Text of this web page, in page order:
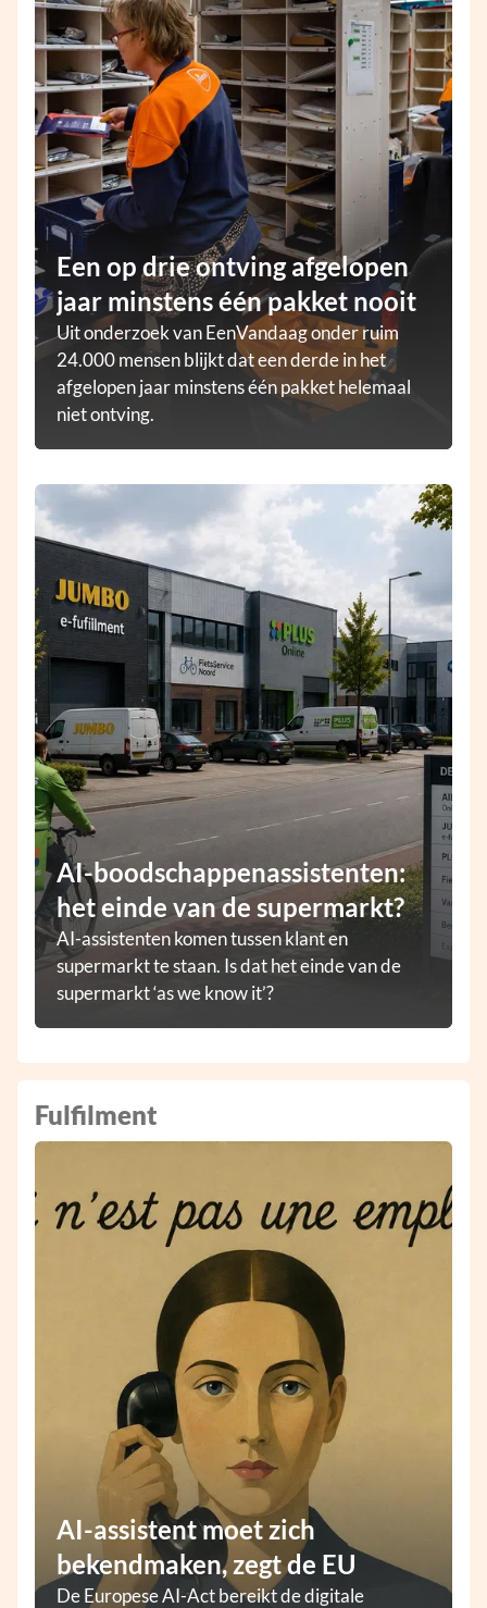
AI-boodschappenassistenten:
het einde van de supermarkt?
AI-assistenten komen tussen klant en
supermarkt te staan. Is dat het einde van de
supermarkt ‘as we know it’?
Een op drie ontving afgelopen
jaar minstens één pakket nooit
Uit onderzoek van EenVandaag onder ruim
24.000 mensen blijkt dat een derde in het
afgelopen jaar minstens één pakket helemaal
niet ontving.
Fulfilment
AI-assistent moet zich
bekendmaken, zegt de EU
De Europese AI-Act bereikt de digitale